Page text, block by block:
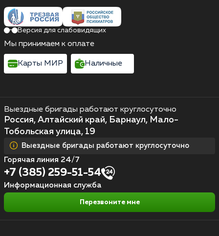
Выездные бригады работают круглосуточно
Россия, Алтайский край, Барнаул, Мало-
Тобольская улица, 19
Выездные бригады работают круглосуточно
Горячая линия 24/7
+7 (385) 259-51-54
Информационная служба
Перезвоните мне
Версия для слабовидящих
Мы принимаем к оплате
Карты МИР Наличные